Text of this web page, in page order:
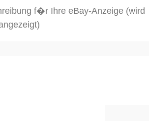
f�r Ihre eBay-Anzeige (wird